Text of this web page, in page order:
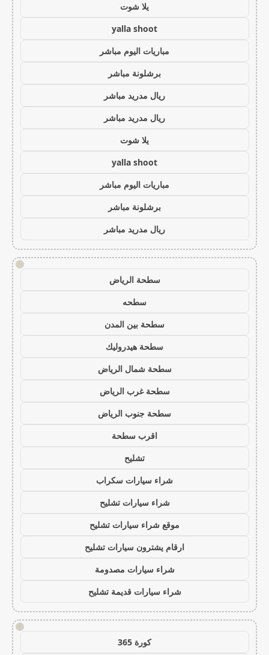
يلا شوت
yalla shoot
مباريات اليوم مباشر
برشلونة مباشر
ريال مدريد مباشر
ريال مدريد مباشر
يلا شوت
yalla shoot
مباريات اليوم مباشر
برشلونة مباشر
ريال مدريد مباشر
!
سطحة الرياض
سطحه
سطحة بين المدن
سطحة هيدروليك
سطحة شمال الرياض
سطحة غرب الرياض
سطحة جنوب الرياض
اقرب سطحة
تشليح
شراء سيارات سكراب
شراء سيارات تشليح
موقع شراء سيارات تشليح
ارقام يشترون سيارات تشليح
شراء سيارات مصدومة
شراء سيارات قديمة تشليح
!
كورة 365